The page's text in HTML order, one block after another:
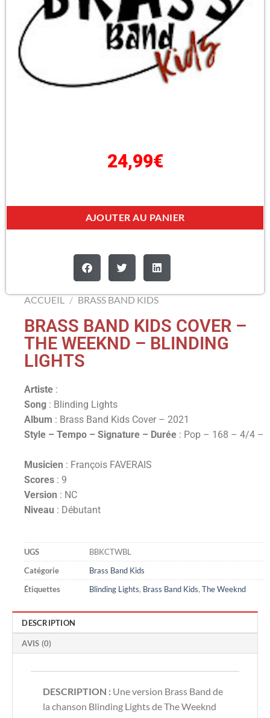
24,99€
AJOUTER AU PANIER
ACCUEIL / BRASS BAND KIDS
BRASS BAND KIDS COVER –
THE WEEKND – BLINDING
LIGHTS
Artiste :
Song : Blinding Lights
Album : Brass Band Kids Cover – 2021
Style – Tempo – Signature – Durée : Pop – 168 – 4/4 –
Musicien : François FAVERAIS
Scores : 9
Version : NC
Niveau : Débutant
UGS
BBKCTWBL
Catégorie
Brass Band Kids
Étiquettes
Blinding Lights, Brass Band Kids, The Weeknd
DESCRIPTION
AVIS (0)
DESCRIPTION : Une version Brass Band de
la chanson Blinding Lights de The Weeknd